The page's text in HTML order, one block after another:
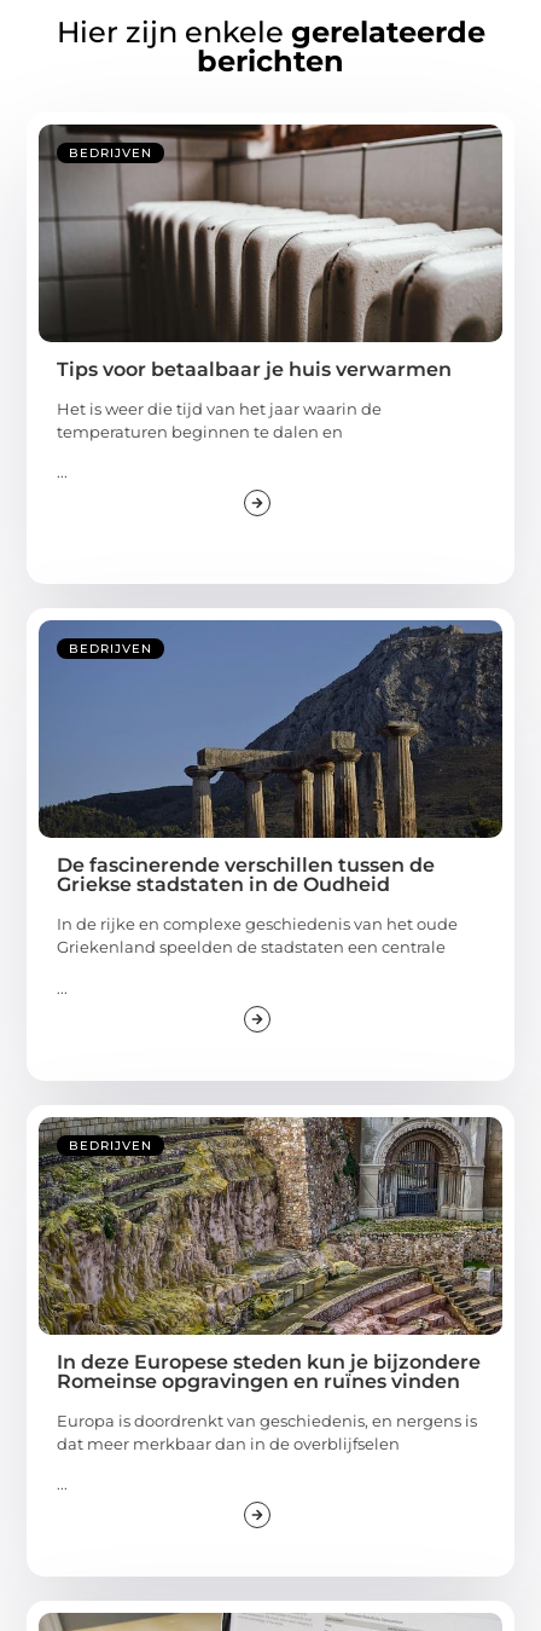
Hier zijn enkele gerelateerde
berichten
BEDRIJVEN
Tips voor betaalbaar je huis verwarmen
Het is weer die tijd van het jaar waarin de
temperaturen beginnen te dalen en
...
BEDRIJVEN
De fascinerende verschillen tussen de
Griekse stadstaten in de Oudheid
In de rijke en complexe geschiedenis van het oude
Griekenland speelden de stadstaten een centrale
...
BEDRIJVEN
In deze Europese steden kun je bijzondere
Romeinse opgravingen en ruïnes vinden
Europa is doordrenkt van geschiedenis, en nergens is
dat meer merkbaar dan in de overblijfselen
...